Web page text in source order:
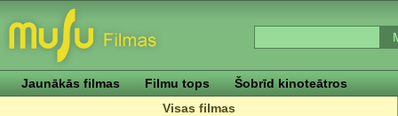
Jaunākās filmas Filmu tops
Šobrīd kinoteātros
Visas filmas